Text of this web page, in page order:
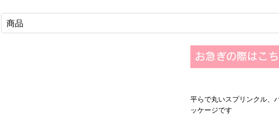
商品
平らで丸いスプリンクル、
ッケージです